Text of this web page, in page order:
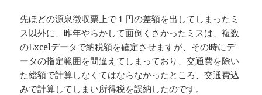
先ほどの源泉徴収票上で１円の差額を出してしまったミ
ス以外に、昨年やらかして面倒くさかったミスは、複数
のExcelデータで納税額を確定させますが、その時にデ
ータの指定範囲を間違えてしまっており、交通費を除い
た総額で計算しなくてはならなかったところ、交通費込
みで計算してしまい所得税を誤納したのです。